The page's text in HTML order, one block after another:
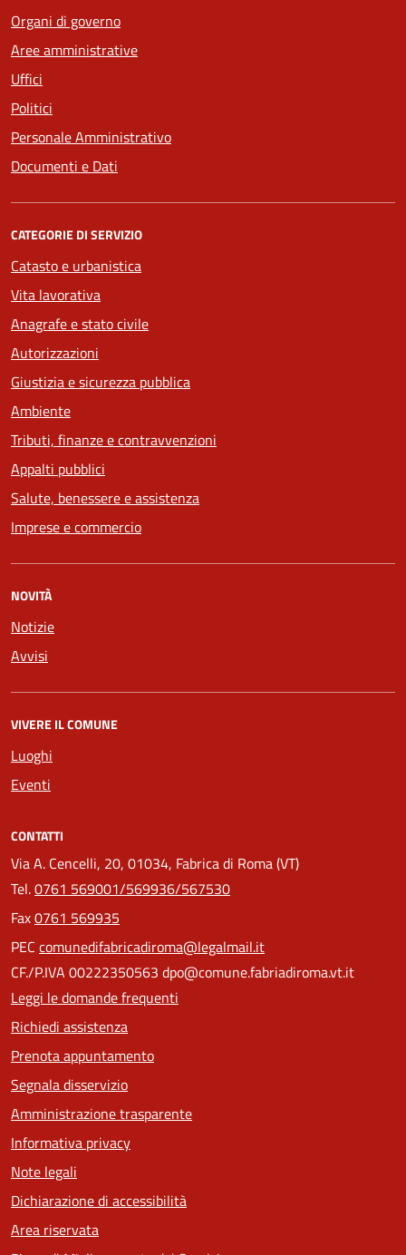
Organi di governo
Aree amministrative
Uffici
Politici
Personale Amministrativo
Documenti e Dati
CATEGORIE DI SERVIZIO
Catasto e urbanistica
Vita lavorativa
Anagrafe e stato civile
Autorizzazioni
Giustizia e sicurezza pubblica
Ambiente
Tributi, finanze e contravvenzioni
Appalti pubblici
Salute, benessere e assistenza
Imprese e commercio
NOVITÀ
Notizie
Avvisi
VIVERE IL COMUNE
Luoghi
Eventi
CONTATTI
Via A. Cencelli, 20, 01034, Fabrica di Roma (VT)
Tel.0761 569001/569936/567530
Fax0761 569935
PEC comunedifabricadiroma@legalmail.it
CF./P.IVA 00222350563 dpo@comune.fabriadiroma.vt.it
Leggi le domande frequenti
Richiedi assistenza
Prenota appuntamento
Segnala disservizio
Amministrazione trasparente
Informativa privacy
Note legali
Dichiarazione di accessibilità
Area riservata